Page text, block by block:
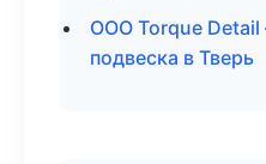
ООО Torque Detail
подвеска в Тверь